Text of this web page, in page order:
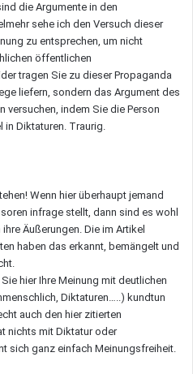
die Argumente in den
sehe ich den Versuch dieser
zu entsprechen, um nicht
öffentlichen
tragen Sie zu dieser Propaganda
liefern, sondern das Argument des
versuchen, indem Sie die Person
Diktaturen. Traurig.
Wenn hier überhaupt jemand
infrage stellt, dann sind es wohl
Äußerungen. Die im Artikel
haben das erkannt, bemängelt und
hier Ihre Meinung mit deutlichen
Diktaturen…..) kundtun
auch den hier zitierten
nichts mit Diktatur oder
sich ganz einfach Meinungsfreiheit.